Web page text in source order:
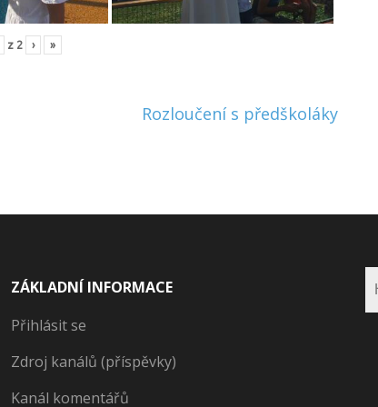
z 2 › »
Rozloučení s předškoláky
ZÁKLADNÍ INFORMACE
Přihlásit se
Zdroj kanálů (příspěvky)
Kanál komentářů